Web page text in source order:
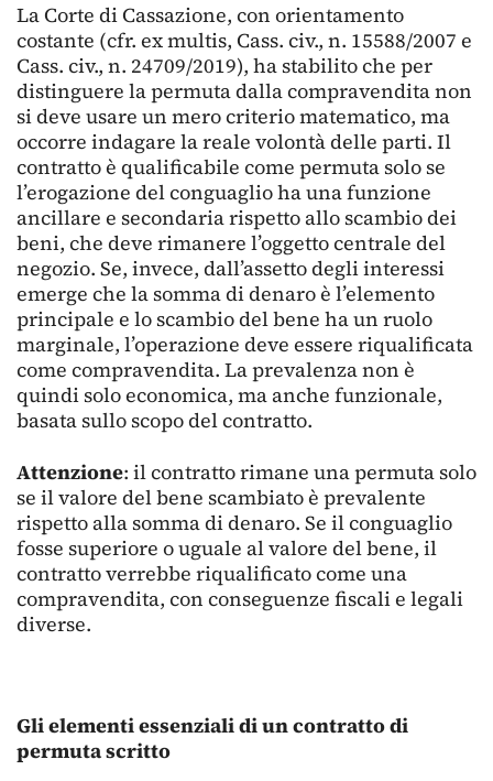
La Corte di Cassazione, con orientamento
costante (cfr. ex multis, Cass. civ., n. 15588/2007 e
Cass. civ., n. 24709/2019), ha stabilito che per
distinguere la permuta dalla compravendita non
si deve usare un mero criterio matematico, ma
occorre indagare la reale volontà delle parti. Il
contratto è qualificabile come permuta solo se
l’erogazione del conguaglio ha una funzione
ancillare e secondaria rispetto allo scambio dei
beni, che deve rimanere l’oggetto centrale del
negozio. Se, invece, dall’assetto degli interessi
emerge che la somma di denaro è l’elemento
principale e lo scambio del bene ha un ruolo
marginale, l’operazione deve essere riqualificata
come compravendita. La prevalenza non è
quindi solo economica, ma anche funzionale,
basata sullo scopo del contratto.
Attenzione: il contratto rimane una permuta solo
se il valore del bene scambiato è prevalente
rispetto alla somma di denaro. Se il conguaglio
fosse superiore o uguale al valore del bene, il
contratto verrebbe riqualificato come una
compravendita, con conseguenze fiscali e legali
diverse.
Gli elementi essenziali di un contratto di
permuta scritto